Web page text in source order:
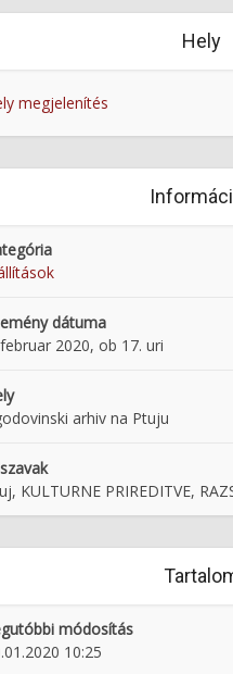
Hely
megjelenítés
dátuma
2020, ob 17. uri
arhiv na Ptuju
KULTURNE PRIREDITVE,
módosítás
10:25